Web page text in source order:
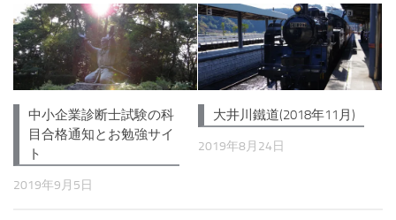
中小企業診断士試験の科
目合格通知とお勉強サイ
ト
2019年9月5日
大井川鐵道(2018年11月)
2019年8月24日